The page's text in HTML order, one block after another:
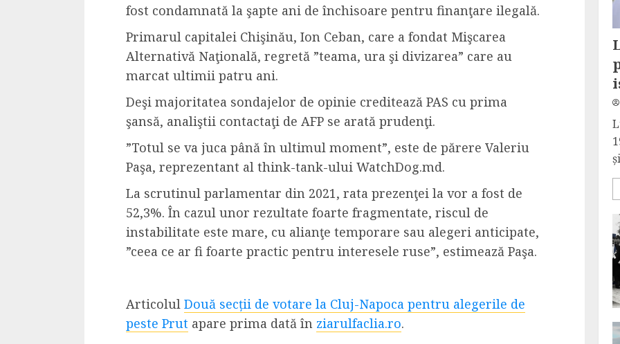
fost condamnată la şapte ani de închisoare pentru finanţare ilegală.
Primarul capitalei Chişinău, Ion Ceban, care a fondat Mişcarea
Alternativă Naţională, regretă ”teama, ura şi divizarea” care au
marcat ultimii patru ani.
Deşi majoritatea sondajelor de opinie creditează PAS cu prima
şansă, analiştii contactaţi de AFP se arată prudenţi.
”Totul se va juca până în ultimul moment”, este de părere Valeriu
Paşa, reprezentant al think-tank-ului WatchDog.md.
La scrutinul parlamentar din 2021, rata prezenţei la vor a fost de
52,3%. În cazul unor rezultate foarte fragmentate, riscul de
instabilitate este mare, cu alianţe temporare sau alegeri anticipate,
”ceea ce ar fi foarte practic pentru interesele ruse”, estimează Paşa.
Articolul Două secții de votare la Cluj-Napoca pentru alegerile de
peste Prut apare prima dată în ziarulfaclia.ro.